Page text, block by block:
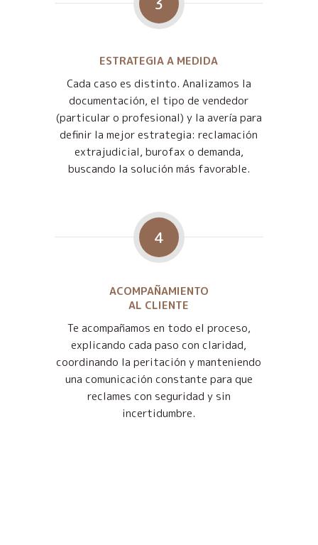
ESTRATEGIA A MEDIDA
Cada caso es distinto. Analizamos la
documentación, el tipo de vendedor
(particular o profesional) y la avería para
definir la mejor estrategia: reclamación
extrajudicial, burofax o demanda,
buscando la solución más favorable.
4
ACOMPAÑAMIENTO
AL CLIENTE
Te acompañamos en todo el proceso,
explicando cada paso con claridad,
coordinando la peritación y manteniendo
una comunicación constante para que
reclames con seguridad y sin
incertidumbre.